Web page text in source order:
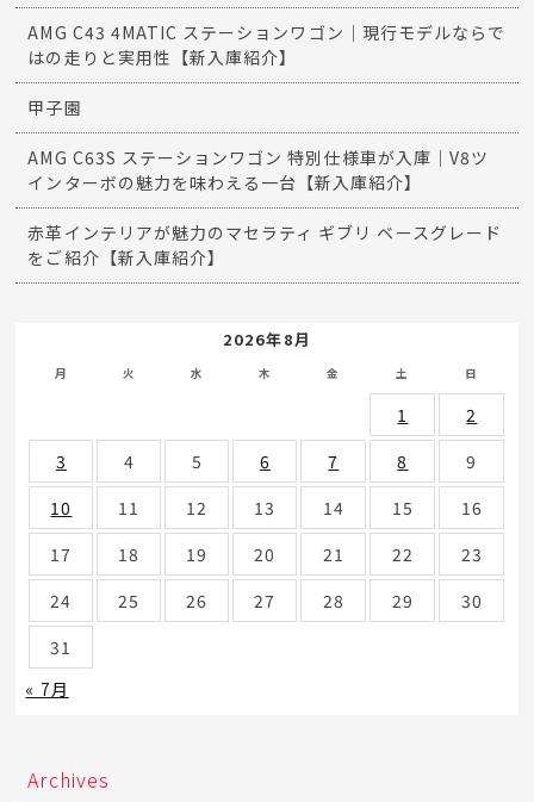
AMG C43 4MATIC ステーションワゴン｜現行モデルならで
はの走りと実用性【新入庫紹介】
甲子園
AMG C63S ステーションワゴン 特別仕様車が入庫｜V8ツ
インターボの魅力を味わえる一台【新入庫紹介】
赤革インテリアが魅力のマセラティ ギブリ ベースグレード
をご紹介【新入庫紹介】
2026年8月
月 火 水 木 金 土 日
1
2
3
4 5 6 7 8
9
10
11 12 13 14 15
16
17
18 19 20 21 22
23
24
25 26 27 28 29
30
31
« 7月
Archives